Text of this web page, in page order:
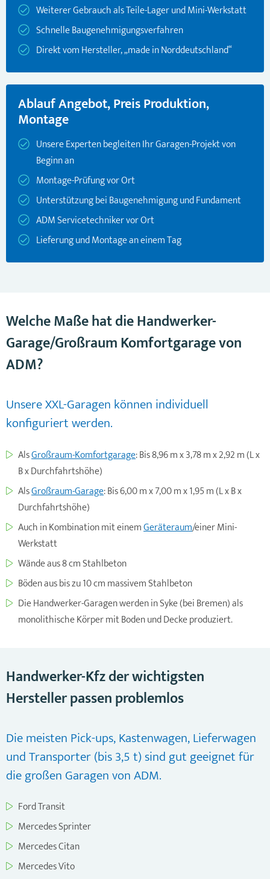
Weiterer Gebrauch als Teile-Lager und Mini-Werkstatt
Schnelle Baugenehmigungsverfahren
Direkt vom Hersteller, „made in Norddeutschland“
Ablauf Angebot, Preis Produktion,
Montage
Unsere Experten begleiten Ihr Garagen-Projekt von
Beginn an
Montage-Prüfung vor Ort
Unterstützung bei Baugenehmigung und Fundament
ADM Servicetechniker vor Ort
Lieferung und Montage an einem Tag
Welche Maße hat die Handwerker-
Garage/Großraum Komfortgarage von
ADM?
Unsere XXL-Garagen können individuell
konfiguriert werden.
AlsGroßraum-Komfortgarage: Bis 8,96 m x 3,78 m x 2,92 m (L x
B x Durchfahrtshöhe)
AlsGroßraum-Garage: Bis 6,00 m x 7,00 m x 1,95 m (L x B x
Durchfahrtshöhe)
Auch in Kombination mit einemGeräteraum/einer Mini-
Werkstatt
Wände aus 8 cm Stahlbeton
Böden aus bis zu 10 cm massivem Stahlbeton
Die Handwerker-Garagen werden in Syke (bei Bremen) als
monolithische Körper mit Boden und Decke produziert.
Handwerker-Kfz der wichtigsten
Hersteller passen problemlos
Die meisten Pick-ups, Kastenwagen, Lieferwagen
und Transporter (bis 3,5 t) sind gut geeignet für
die großen Garagen von ADM.
Ford Transit
Mercedes Sprinter
Mercedes Citan
Mercedes Vito